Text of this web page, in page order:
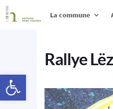
La commune
Rallye
Ouvrir la barre d’outils